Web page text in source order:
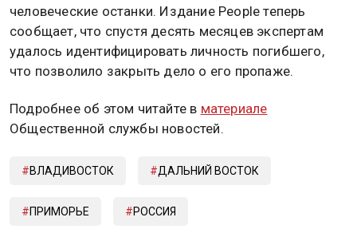
человеческие останки. Издание People теперь
сообщает, что спустя десять месяцев экспертам
удалось идентифицировать личность погибшего,
что позволило закрыть дело о его пропаже.
Подробнее об этом читайте в материале
Общественной службы новостей.
ВЛАДИВОСТОК ДАЛЬНИЙ ВОСТОК
ПРИМОРЬЕ РОССИЯ